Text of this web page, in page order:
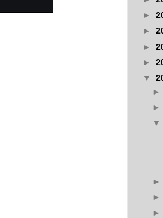
►
►
►
►
▼
►
▼